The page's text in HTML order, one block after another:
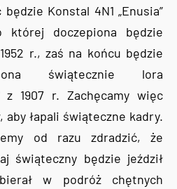
Konstal 4N1 „Enusia”
doczepiona będzie
r., zaś na końcu będzie
świątecznie lora
z 1907 r. Zachęcamy więc
łapali świąteczne kadry.
od razu zdradzić, że
świąteczny będzie jeździł
w podróż chętnych